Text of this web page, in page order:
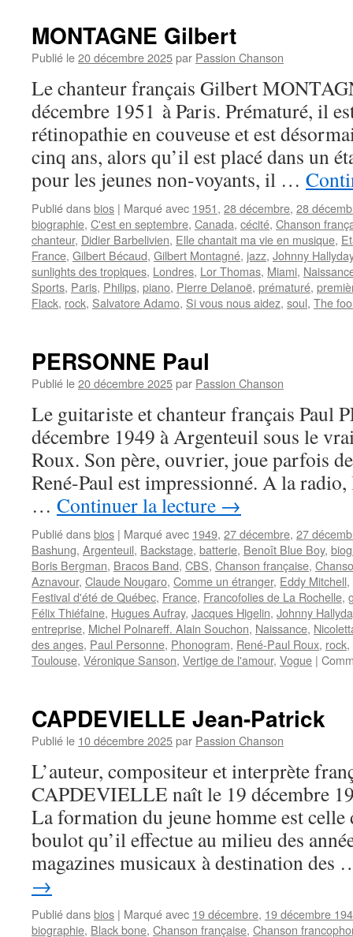
MONTAGNE Gilbert
Publié le20 décembre 2025par Passion Chanson
Le chanteur français Gilbert
décembre 1951 à Paris. Prématuré, il
rétinopathie en couveuse et est
cinq ans, alors qu’il est placé dans un
pour les jeunes non-voyants, il …
Publié dansbios | Marqué avec 1951, 28 décembre, 28
biographie, C'est en septembre, Canada, cécité, Chanson
chanteur, Didier Barbelivien, Elle chantait ma vie en musique,
France, Gilbert Bécaud, Gilbert Montagné, jazz, Johnny Hallyday
sunlights des tropiques, Londres, Lor Thomas, Miami,
Sports, Paris, Philips, piano, Pierre Delanoë, prématuré,
Flack, rock, Salvatore Adamo, Si vous nous aidez, soul, The
PERSONNE Paul
Publié le20 décembre 2025par Passion Chanson
Le guitariste et chanteur français Paul
décembre 1949 à Argenteuil sous le
Roux. Son père, ouvrier, joue parfois
René-Paul est impressionné. A la
… Continuer la lecture →
Publié dansbios | Marqué avec 1949, 27 décembre, 27
Bashung, Argenteuil, Backstage, batterie, Benoît Blue Boy,
Boris Bergman, Bracos Band, CBS, Chanson française,
Aznavour, Claude Nougaro, Comme un étranger, Eddy Mitchell,
Festival d'été de Québec, France, Francofolies de La Rochelle,
Félix Thiéfaine, Hugues Aufray, Jacques Higelin, Johnny
entreprise, Michel Polnareff. Alain Souchon, Naissance,
des anges, Paul Personne, Phonogram, René-Paul Roux, rock,
Toulouse, Véronique Sanson, Vertige de l'amour, Vogue |
CAPDEVIELLE Jean-Patrick
Publié le 10 décembre 2025par Passion Chanson
L’auteur, compositeur et interprète
CAPDEVIELLE naît le 19 décembre
La formation du jeune homme est celle
boulot qu’il effectue au milieu des
magazines musicaux à destination
→
Publié dansbios | Marqué avec 19 décembre, 19 décembre
biographie, Black bone, Chanson française, Chanson